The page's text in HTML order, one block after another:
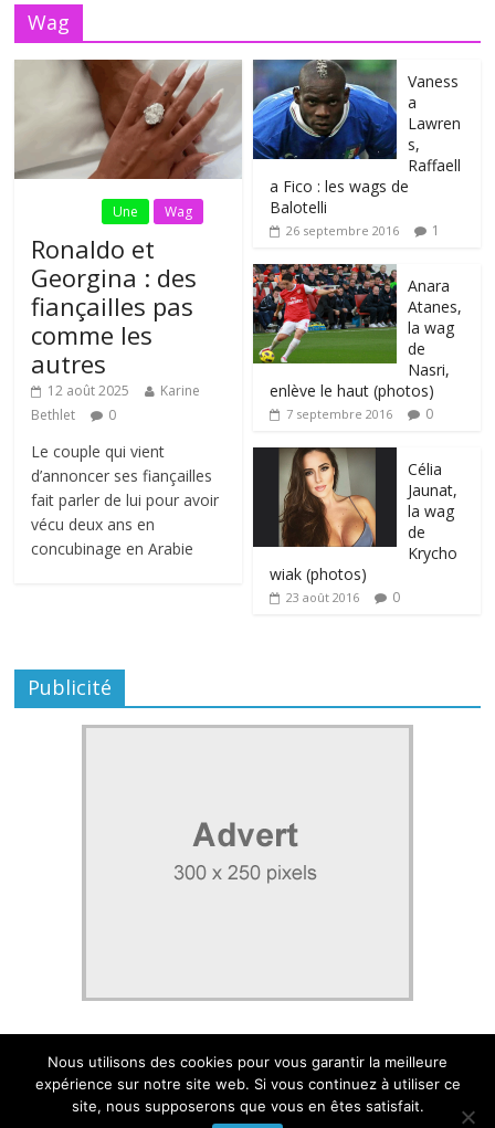
Wag
Une Wag
Ronaldo et
Georgina : des
fiançailles pas
comme les
autres
12 août 2025
Karine
Bethlet
0
Le couple qui vient
d’annoncer ses fiançailles
fait parler de lui pour avoir
vécu deux ans en
concubinage en Arabie
Vaness
a
Lawren
s,
Raffaell
a Fico : les wags de
Balotelli
26 septembre 2016 1
Anara
Atanes,
la wag
de
Nasri,
enlève le haut (photos)
7 septembre 2016 0
Célia
Jaunat,
la wag
de
Krycho
wiak (photos)
23 août 2016 0
Publicité
Nous utilisons des cookies pour vous garantir la meilleure
expérience sur notre site web. Si vous continuez à utiliser ce
site, nous supposerons que vous en êtes satisfait.